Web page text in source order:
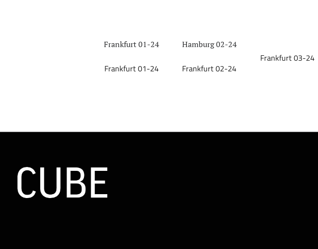
Frankfurt 01-24
Frankfurt 01-24
Hamburg 02-24
Frankfurt 02-24
Frankfurt 03-24